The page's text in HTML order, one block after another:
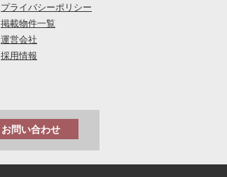
プライバシーポリシー
掲載物件一覧
運営会社
採用情報
お問い合わせ